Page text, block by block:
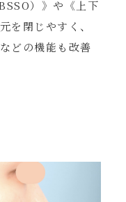
）》や《上下
を閉じやすく、
どの機能も改善